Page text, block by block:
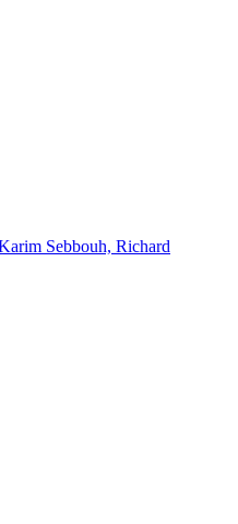
Sebbouh, Richard